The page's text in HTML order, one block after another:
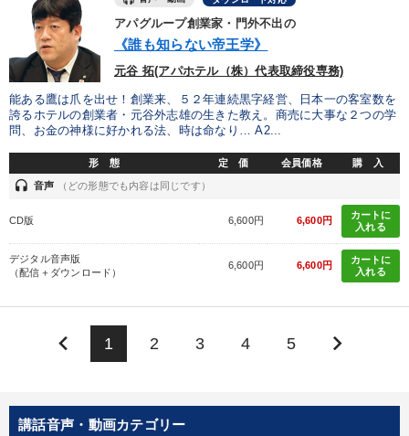
講話音声・動画カテゴリー
アパグループ創業家・門外不出の
《誰も知らない帝王学》
元谷 拓(アパホテル（株）代表取締役専務)
能ある鷹は爪を出せ！創業来、５２年連続黒字経営、日本一の客室数を
誇るホテルの創業者・元谷外志雄の生きた教え。商売に大事な２つの学
問、お金の神様に好かれる法、時は命なり… A2...
形 態 定 価 会員価格 購 入
headset 音声 （どの形態でも内容は同じです）
CD版 6,600円 6,600円
カートに
入れる
デジタル音声版
（配信＋ダウンロード）
6,600円 6,600円
カートに
入れる
keyboard_arrow_left 1 2 3 4 5 keyboard_arrow_right